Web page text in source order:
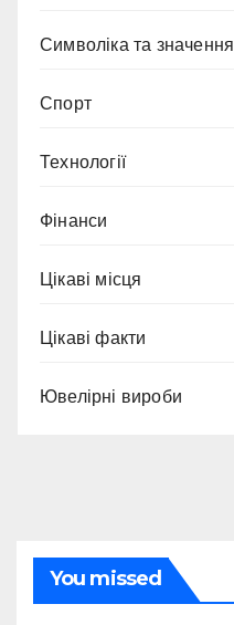
Символіка та значення
Спорт
Технології
Фінанси
Цікаві місця
Цікаві факти
Ювелірні вироби
You missed